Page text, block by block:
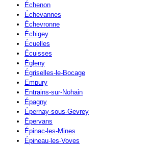
Échenon
Échevannes
Échevronne
Échigey
Écuelles
Écuisses
Égleny
Égriselles-le-Bocage
Empury
Entrains-sur-Nohain
Épagny
Épernay-sous-Gevrey
Épervans
Épinac-les-Mines
Épineau-les-Voves